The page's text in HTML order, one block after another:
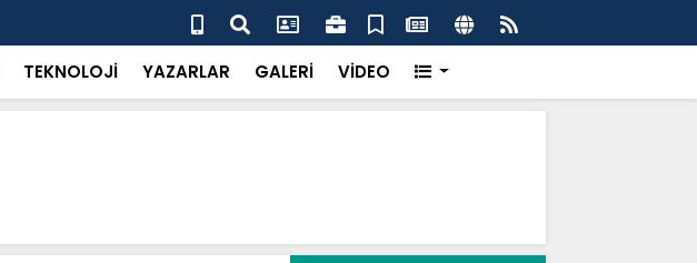
Karaarslan'dan UMKE'ye övgü
TEKNOLOJİ YAZARLAR GALERİ VİDEO